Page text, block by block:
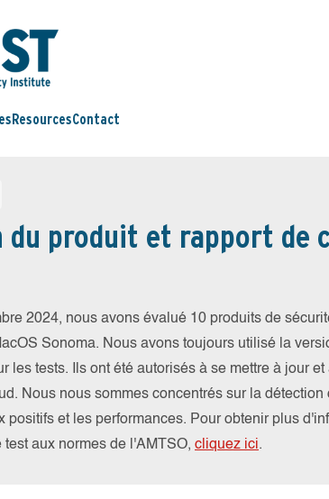
ResourcesContact
du produit et rapport de
2024, nous avons évalué 10 produits de
Sonoma. Nous avons toujours utilisé la
les tests. Ils ont été autorisés à se mettre à jour
Nous nous sommes concentrés sur la détection
positifs et les performances. Pour obtenir plus
aux normes de l'AMTSO, cliquez ici.